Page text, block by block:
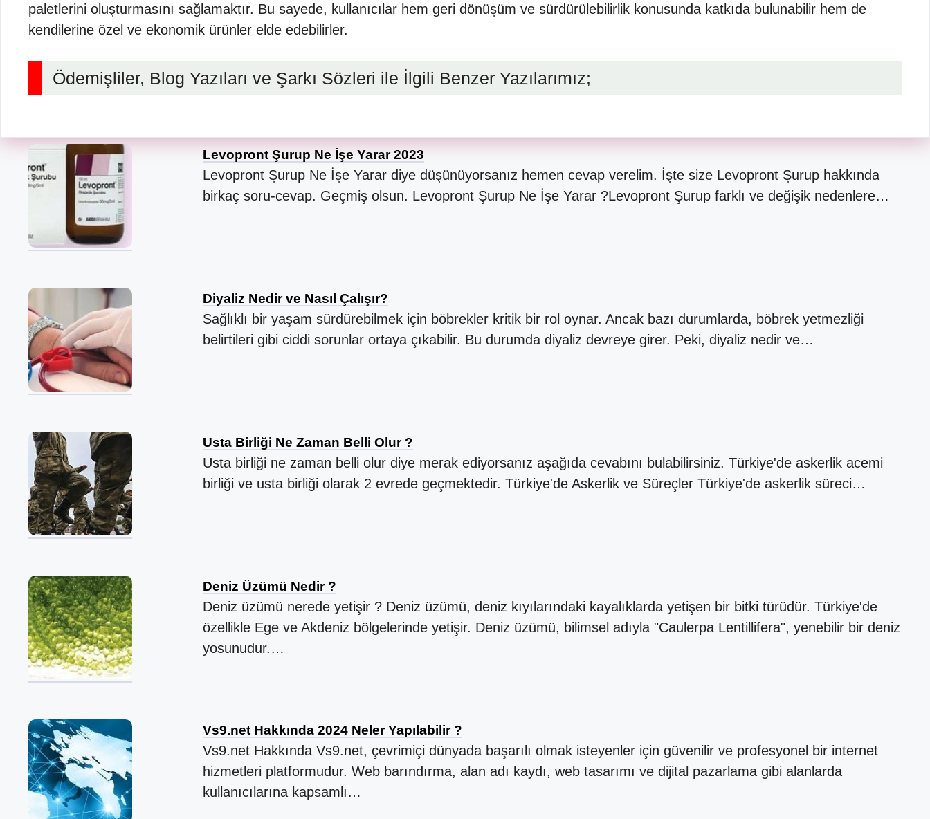
paletlerini oluşturmasını sağlamaktır. Bu sayede, kullanıcılar hem geri dönüşüm ve sürdürülebilirlik konusunda katkıda bulunabilir hem de
kendilerine özel ve ekonomik ürünler elde edebilirler.
Ödemişliler, Blog Yazıları ve Şarkı Sözleri ile İlgili Benzer Yazılarımız;
Levopront Şurup Ne İşe Yarar 2023
Levopront Şurup Ne İşe Yarar diye düşünüyorsanız hemen cevap verelim. İşte size Levopront Şurup hakkında
birkaç soru-cevap. Geçmiş olsun. Levopront Şurup Ne İşe Yarar ?Levopront Şurup farklı ve değişik nedenlere…
Diyaliz Nedir ve Nasıl Çalışır?
Sağlıklı bir yaşam sürdürebilmek için böbrekler kritik bir rol oynar. Ancak bazı durumlarda, böbrek yetmezliği
belirtileri gibi ciddi sorunlar ortaya çıkabilir. Bu durumda diyaliz devreye girer. Peki, diyaliz nedir ve…
Usta Birliği Ne Zaman Belli Olur ?
Usta birliği ne zaman belli olur diye merak ediyorsanız aşağıda cevabını bulabilirsiniz. Türkiye'de askerlik acemi
birliği ve usta birliği olarak 2 evrede geçmektedir. Türkiye'de Askerlik ve Süreçler Türkiye'de askerlik süreci…
Deniz Üzümü Nedir ?
Deniz üzümü nerede yetişir ? Deniz üzümü, deniz kıyılarındaki kayalıklarda yetişen bir bitki türüdür. Türkiye'de
özellikle Ege ve Akdeniz bölgelerinde yetişir. Deniz üzümü, bilimsel adıyla "Caulerpa Lentillifera", yenebilir bir deniz
yosunudur.…
Vs9.net Hakkında 2024 Neler Yapılabilir ?
Vs9.net Hakkında Vs9.net, çevrimiçi dünyada başarılı olmak isteyenler için güvenilir ve profesyonel bir internet
hizmetleri platformudur. Web barındırma, alan adı kaydı, web tasarımı ve dijital pazarlama gibi alanlarda
kullanıcılarına kapsamlı…